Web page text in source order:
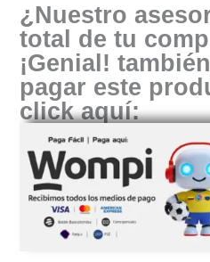
¿Nuestro
total de tu
¡Genial!
pagar este
click aquí: